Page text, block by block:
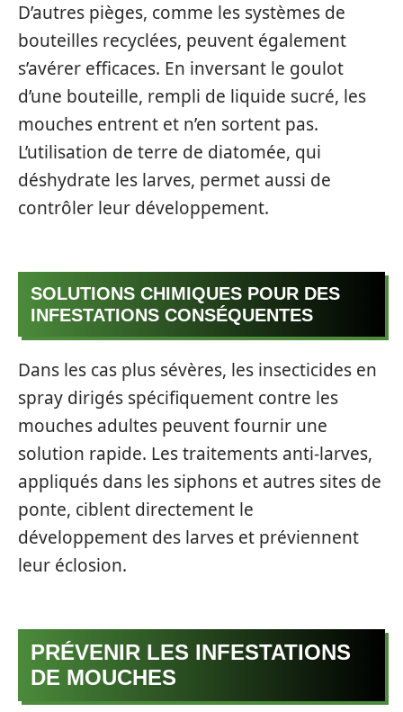
D’autres pièges, comme les systèmes de
bouteilles recyclées, peuvent également
s’avérer efficaces. En inversant le goulot
d’une bouteille, rempli de liquide sucré, les
mouches entrent et n’en sortent pas.
L’utilisation de terre de diatomée, qui
déshydrate les larves, permet aussi de
contrôler leur développement.
SOLUTIONS CHIMIQUES POUR DES
INFESTATIONS CONSÉQUENTES
Dans les cas plus sévères, les insecticides en
spray dirigés spécifiquement contre les
mouches adultes peuvent fournir une
solution rapide. Les traitements anti-larves,
appliqués dans les siphons et autres sites de
ponte, ciblent directement le
développement des larves et préviennent
leur éclosion.
PRÉVENIR LES INFESTATIONS
DE MOUCHES